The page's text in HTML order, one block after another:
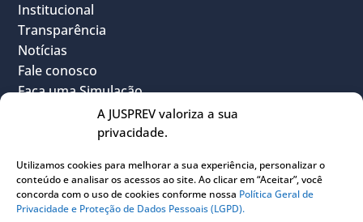
A JUSPREV valoriza a sua
privacidade.
Utilizamos cookies para melhorar a sua experiência, personalizar o
conteúdo e analisar os acessos ao site. Ao clicar em “Aceitar”, você
concorda com o uso de cookies conforme nossa Política Geral de
Privacidade e Proteção de Dados Pessoais (LGPD).
Institucional
Transparência
Notícias
Fale conosco
Faça uma Simulação
Sou Participante
Sou Instituidora
Conheça o PLANJUS